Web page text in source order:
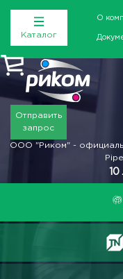
Каталог
О
Отправить
запрос
ООО "Риком" -